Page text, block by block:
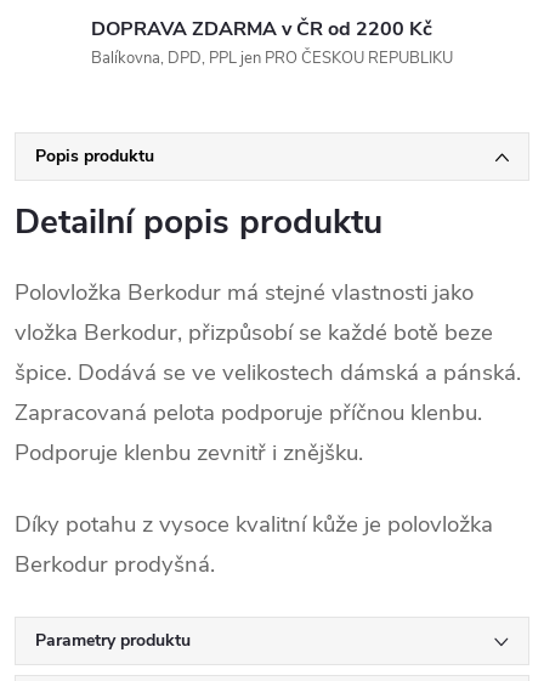
DOPRAVA ZDARMA v ČR od 2200 Kč
Balíkovna, DPD, PPL jen PRO ČESKOU REPUBLIKU
Popis produktu
Detailní popis produktu
Polovložka Berkodur má stejné vlastnosti jako
vložka Berkodur, přizpůsobí se každé botě beze
špice. Dodává se ve velikostech dámská a pánská.
Zapracovaná pelota podporuje příčnou klenbu.
Podporuje klenbu zevnitř i znějšku.
Díky potahu z vysoce kvalitní kůže je polovložka
Berkodur prodyšná.
Parametry produktu